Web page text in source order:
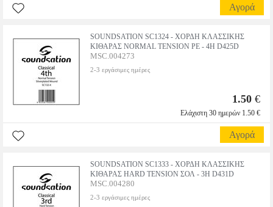
Αγορά
SOUNDSATION SC1324 - ΧΟΡΔΗ ΚΛΑΣΣΙΚΗΣ
ΚΙΘΑΡΑΣ NORMAL TENSION ΡΕ - 4Η D425D
MSC.004273
2-3 εργάσιμες ημέρες
1.50 €
Ελάχιστη 30 ημερών 1.50 €
Αγορά
SOUNDSATION SC1333 - ΧΟΡΔΗ ΚΛΑΣΣΙΚΗΣ
ΚΙΘΑΡΑΣ HARD TENSION ΣΟΛ - 3Η D431D
MSC.004280
2-3 εργάσιμες ημέρες